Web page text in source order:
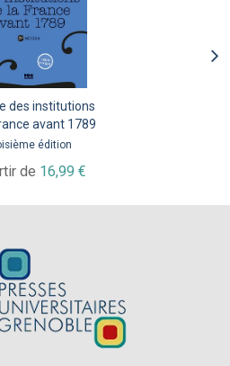
des institutions
avant 1789
édition
de 16,99 €